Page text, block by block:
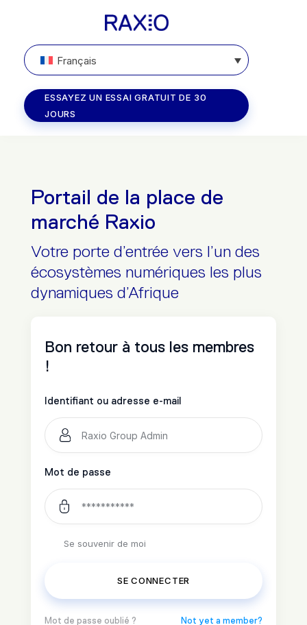
Français
ESSAYEZ UN ESSAI GRATUIT DE 30
JOURS
Portail de la place de
marché Raxio
Votre porte d’entrée vers l’un des
écosystèmes numériques les plus
dynamiques d’Afrique
Bon retour à tous les membres
!
Identifiant ou adresse e-mail
Mot de passe
Se souvenir de moi
SE CONNECTER
Not yet a member?
Mot de passe oublié ?